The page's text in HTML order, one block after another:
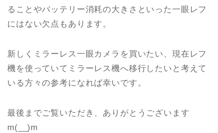
ることやバッテリー消耗の大きさといった一眼レフ
にはない欠点もあります。
新しくミラーレス一眼カメラを買いたい、現在レフ
機を使っていてミラーレス機へ移行したいと考えて
いる方々の参考になれば幸いです。
最後までご覧いただき、ありがとうございます
m(__)m